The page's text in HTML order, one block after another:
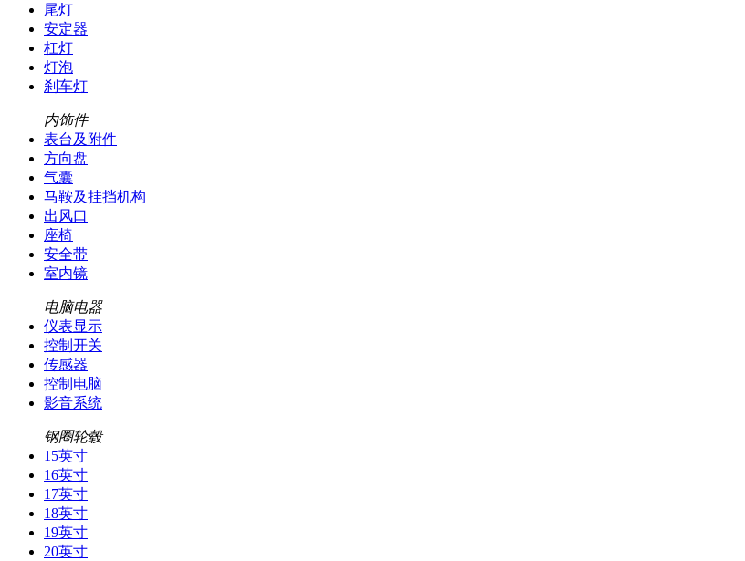
尾灯
安定器
杠灯
灯泡
刹车灯
内饰件
表台及附件
方向盘
气囊
马鞍及挂挡机构
出风口
座椅
安全带
室内镜
电脑电器
仪表显示
控制开关
传感器
控制电脑
影音系统
钢圈轮毂
15英寸
16英寸
17英寸
18英寸
19英寸
20英寸